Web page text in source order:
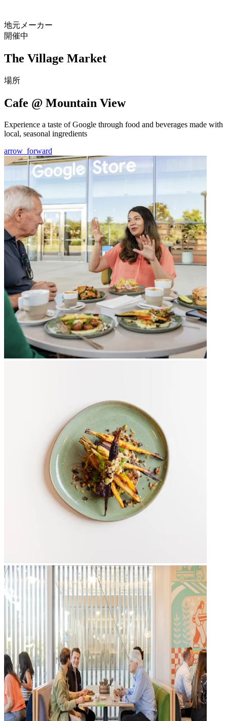
地元メーカー
開催中
The Village Market
場所
Cafe @ Mountain View
Experience a taste of Google through food and beverages made with
local, seasonal ingredients
arrow_forward